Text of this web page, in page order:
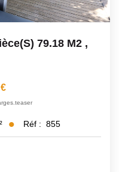
79.18 M2 ,
Réf : 855